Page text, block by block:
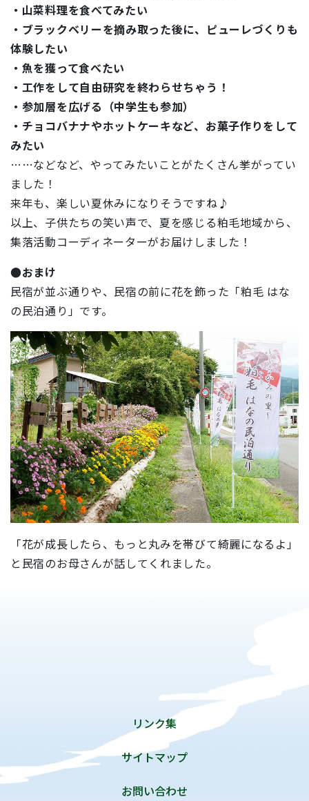
・山菜料理を食べてみたい
・ブラックベリーを摘み取った後に、ピューレづくりも
体験したい
・魚を獲って食べたい
・工作をして自由研究を終わらせちゃう！
・参加層を広げる（中学生も参加）
・チョコバナナやホットケーキなど、お菓子作りをして
みたい
……などなど、やってみたいことがたくさん挙がってい
ました！
来年も、楽しい夏休みになりそうですね♪
以上、子供たちの笑い声で、夏を感じる粕毛地域から、
集落活動コーディネーターがお届けしました！
●おまけ
民宿が並ぶ通りや、民宿の前に花を飾った「粕毛 はな
の民泊通り」です。
「花が成長したら、もっと丸みを帯びて綺麗になるよ」
と民宿のお母さんが話してくれました。
リンク集
サイトマップ
お問い合わせ